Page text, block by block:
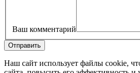
Ваш комментарий
Отправить
Наш сайт использует файлы cookie,